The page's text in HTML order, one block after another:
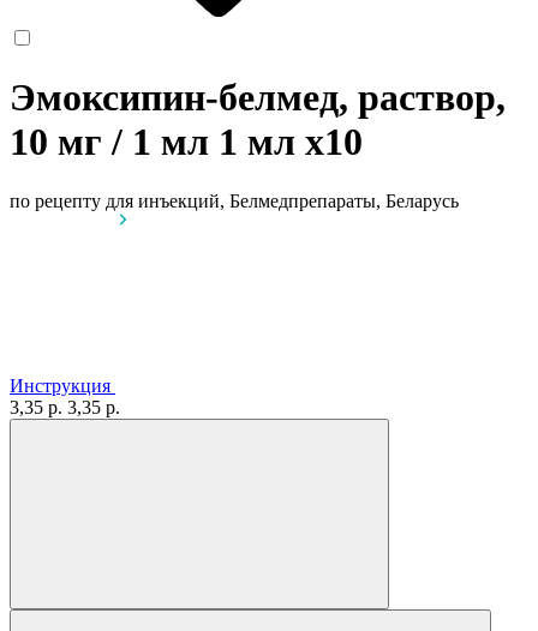
Эмоксипин-белмед, раствор,
10 мг / 1 мл 1 мл x10
по рецепту для инъекций, Белмедпрепараты, Беларусь
Инструкция
3,35 р. 3,35 р.